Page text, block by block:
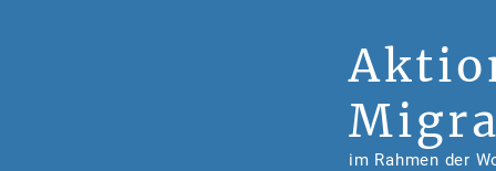
im Rahmen der